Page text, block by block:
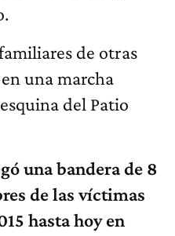
de otras
una marcha
del Patio
una bandera de 8
de las víctimas
hasta hoy en